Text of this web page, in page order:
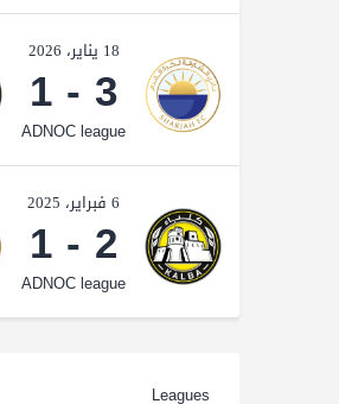
18 يناير، 2026
3
-
1
ADNOC league
6 فبراير، 2025
2
-
1
ADNOC league
Leagues